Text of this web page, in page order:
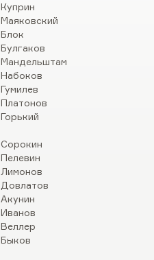
Куприн
Маяковский
Блок
Булгаков
Мандельштам
Набоков
Гумилев
Платонов
Горький
Сорокин
Пелевин
Лимонов
Довлатов
Акунин
Иванов
Веллер
Быков